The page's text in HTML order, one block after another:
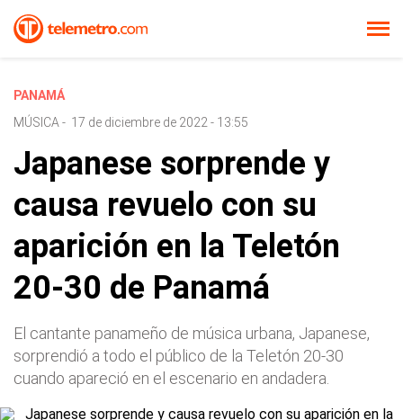
PANAMÁ
MÚSICA - 17 de diciembre de 2022 - 13:55
Japanese sorprende y
causa revuelo con su
aparición en la Teletón
20-30 de Panamá
El cantante panameño de música urbana, Japanese,
sorprendió a todo el público de la Teletón 20-30
cuando apareció en el escenario en andadera.